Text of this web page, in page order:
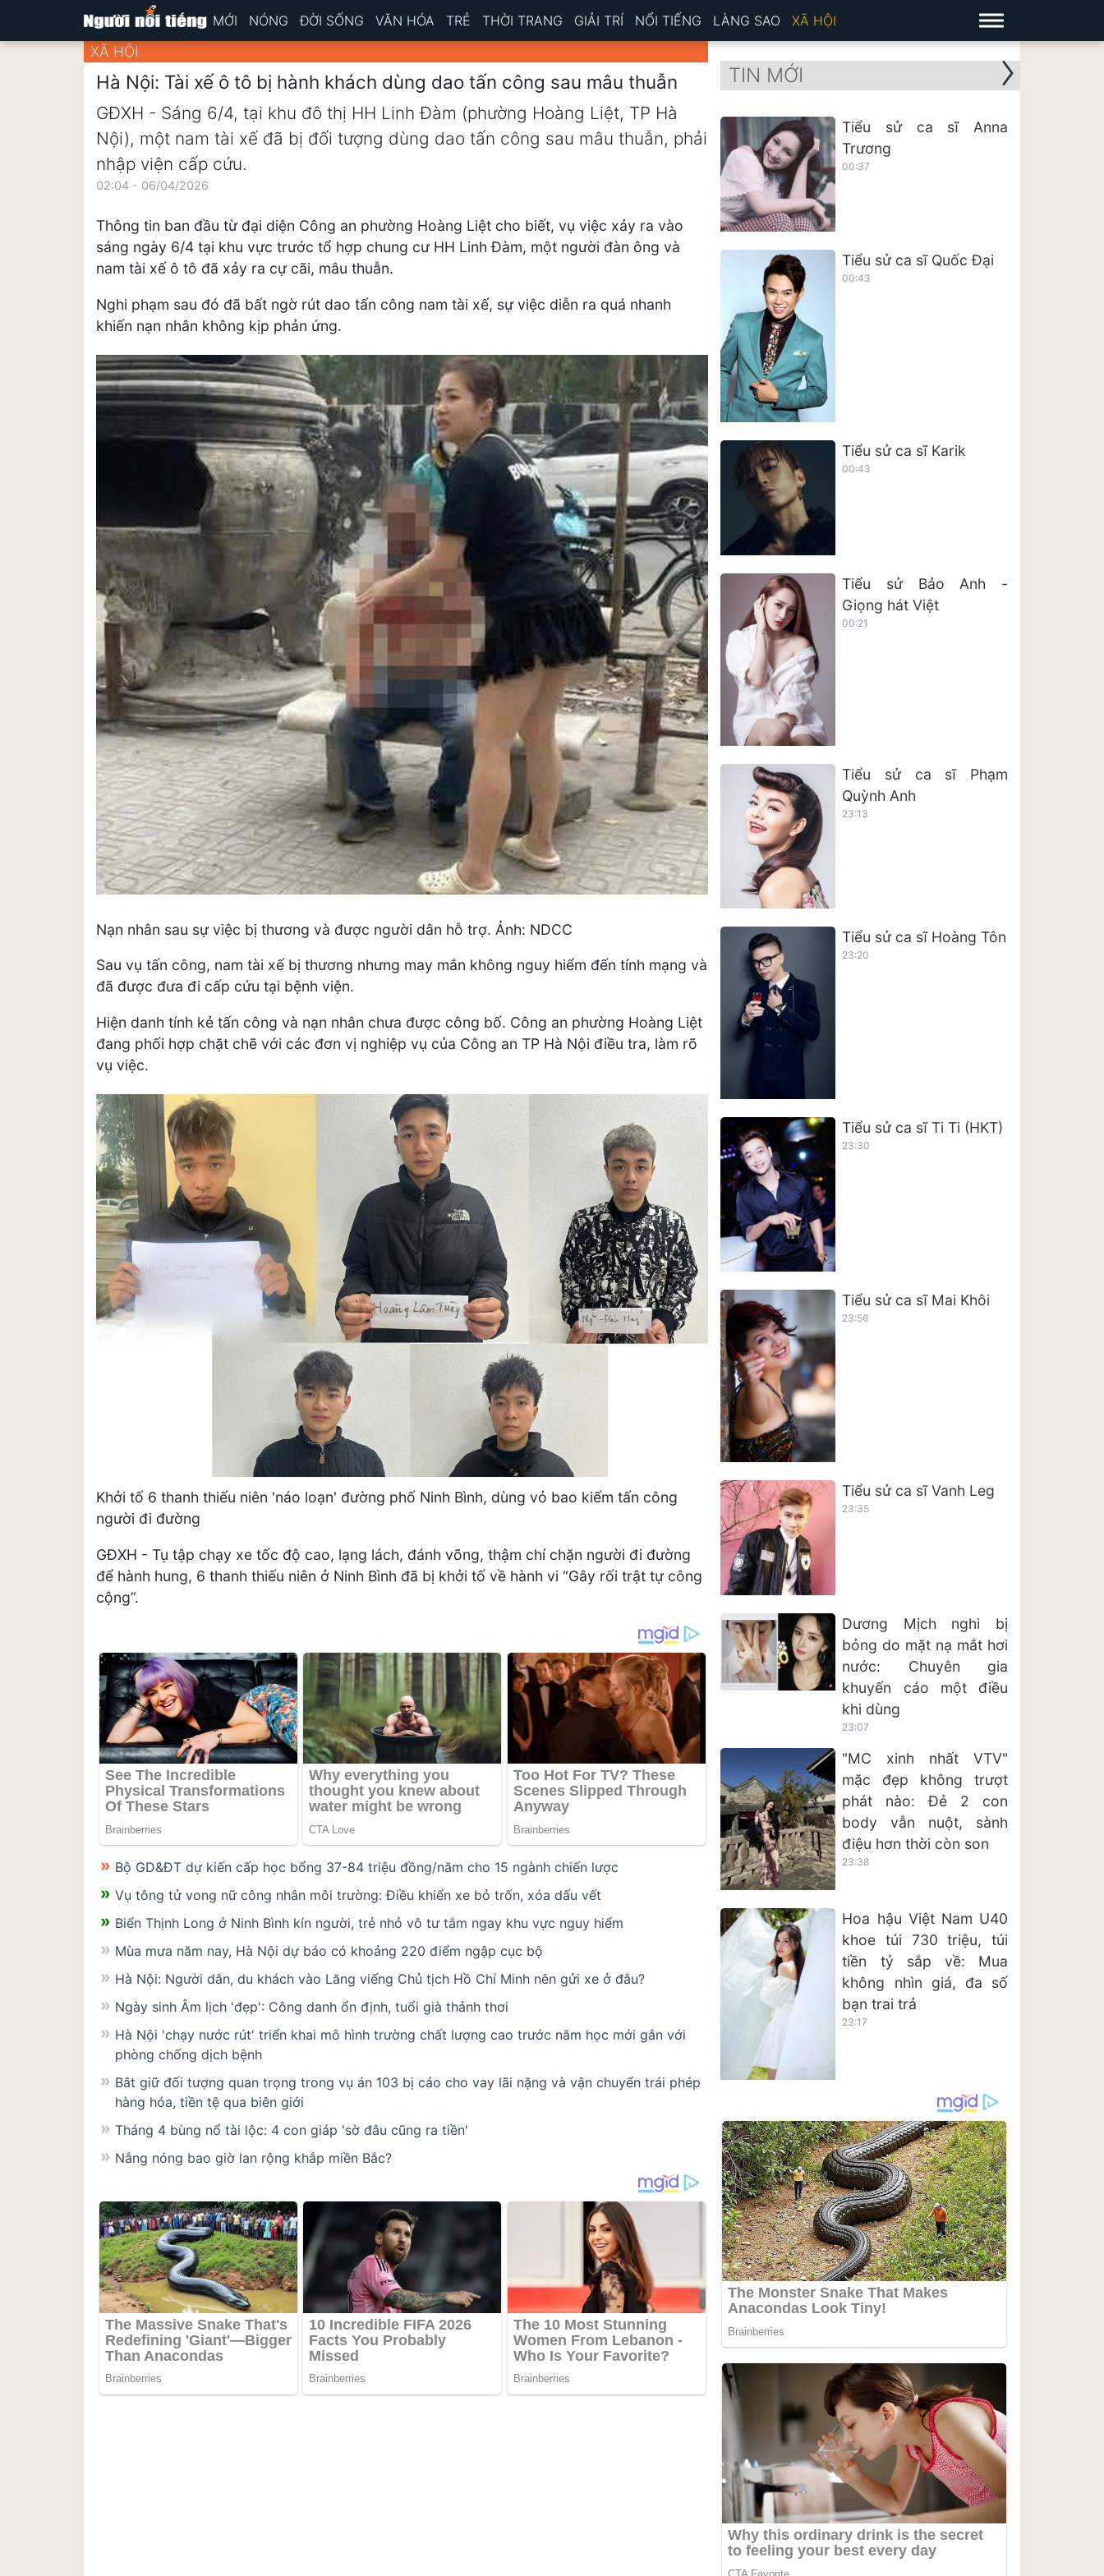
MỚI NÓNG ĐỜI SỐNG VĂN HÓA TRẺ THỜI TRANG GIẢI TRÍ NỔI TIẾNG LÀNG SAO XÃ HỘI
XÃ HỘI
Hà Nội: Tài xế ô tô bị hành khách dùng dao tấn công sau mâu thuẫn
GĐXH - Sáng 6/4, tại khu đô thị HH Linh Đàm (phường Hoàng Liệt, TP Hà
Nội), một nam tài xế đã bị đối tượng dùng dao tấn công sau mâu thuẫn, phải
nhập viện cấp cứu.
02:04 - 06/04/2026
Thông tin ban đầu từ đại diện Công an phường Hoàng Liệt cho biết, vụ việc xảy ra vào
sáng ngày 6/4 tại khu vực trước tổ hợp chung cư HH Linh Đàm, một người đàn ông và
nam tài xế ô tô đã xảy ra cự cãi, mâu thuẫn.
Nghi phạm sau đó đã bất ngờ rút dao tấn công nam tài xế, sự việc diễn ra quá nhanh
khiến nạn nhân không kịp phản ứng.
Nạn nhân sau sự việc bị thương và được người dân hỗ trợ. Ảnh: NDCC
Sau vụ tấn công, nam tài xế bị thương nhưng may mắn không nguy hiểm đến tính mạng và
đã được đưa đi cấp cứu tại bệnh viện.
Hiện danh tính kẻ tấn công và nạn nhân chưa được công bố. Công an phường Hoàng Liệt
đang phối hợp chặt chẽ với các đơn vị nghiệp vụ của Công an TP Hà Nội điều tra, làm rõ
vụ việc.
Khởi tố 6 thanh thiếu niên 'náo loạn' đường phố Ninh Bình, dùng vỏ bao kiếm tấn công
người đi đường
GĐXH - Tụ tập chạy xe tốc độ cao, lạng lách, đánh võng, thậm chí chặn người đi đường
để hành hung, 6 thanh thiếu niên ở Ninh Bình đã bị khởi tố về hành vi “Gây rối trật tự công
cộng”.
Bộ GD&ĐT dự kiến cấp học bổng 37-84 triệu đồng/năm cho 15 ngành chiến lược
Vụ tông tử vong nữ công nhân môi trường: Điều khiển xe bỏ trốn, xóa dấu vết
Biển Thịnh Long ở Ninh Bình kín người, trẻ nhỏ vô tư tắm ngay khu vực nguy hiểm
Mùa mưa năm nay, Hà Nội dự báo có khoảng 220 điểm ngập cục bộ
Hà Nội: Người dân, du khách vào Lăng viếng Chủ tịch Hồ Chí Minh nên gửi xe ở đâu?
Ngày sinh Âm lịch 'đẹp': Công danh ổn định, tuổi già thảnh thơi
Hà Nội 'chạy nước rút' triển khai mô hình trường chất lượng cao trước năm học mới gắn với
phòng chống dịch bệnh
Bắt giữ đối tượng quan trọng trong vụ án 103 bị cáo cho vay lãi nặng và vận chuyển trái phép
hàng hóa, tiền tệ qua biên giới
Tháng 4 bùng nổ tài lộc: 4 con giáp 'sờ đâu cũng ra tiền'
Nắng nóng bao giờ lan rộng khắp miền Bắc?
TIN MỚI
Tiểu sử ca sĩ Anna
Trương
00:37
Tiểu sử ca sĩ Quốc Đại
00:43
Tiểu sử ca sĩ Karik
00:43
Tiểu sử Bảo Anh -
Giọng hát Việt
00:21
Tiểu sử ca sĩ Phạm
Quỳnh Anh
23:13
Tiểu sử ca sĩ Hoàng Tôn
23:20
Tiểu sử ca sĩ Ti Ti (HKT)
23:30
Tiểu sử ca sĩ Mai Khôi
23:56
Tiểu sử ca sĩ Vanh Leg
23:35
Dương Mịch nghi bị
bỏng do mặt nạ mắt hơi
nước: Chuyên gia
khuyến cáo một điều
khi dùng
23:07
"MC xinh nhất VTV"
mặc đẹp không trượt
phát nào: Đẻ 2 con
body vẫn nuột, sành
điệu hơn thời còn son
23:38
Hoa hậu Việt Nam U40
khoe túi 730 triệu, túi
tiền tỷ sắp về: Mua
không nhìn giá, đa số
bạn trai trả
23:17